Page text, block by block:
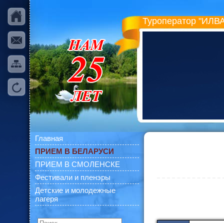
Туроператор
Главная
ПРИЕМ В БЕЛАРУСИ
ПРИЕМ В СМОЛЕНСКЕ
Фестивали и пленэры
Детские и молодежные
лагеря